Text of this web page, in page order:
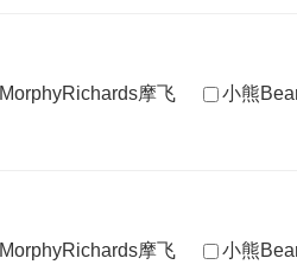
MorphyRichards摩飞 小熊
MorphyRichards摩飞 小熊